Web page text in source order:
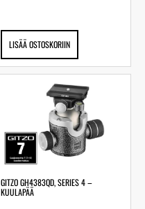
LISÄÄ OSTOSKORIIN
GITZO GH4383QD, SERIES 4 –
KUULAPÄÄ